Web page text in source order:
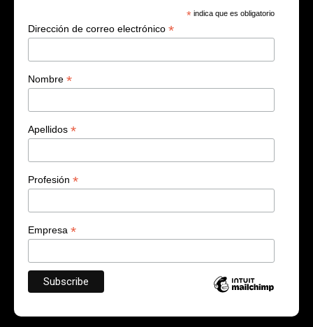
* indica que es obligatorio
Dirección de correo electrónico *
Nombre *
Apellidos *
Profesión *
Empresa *